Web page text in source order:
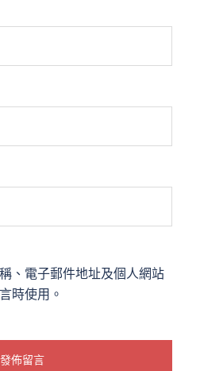
、電子郵件地址及個人網站
時使用。